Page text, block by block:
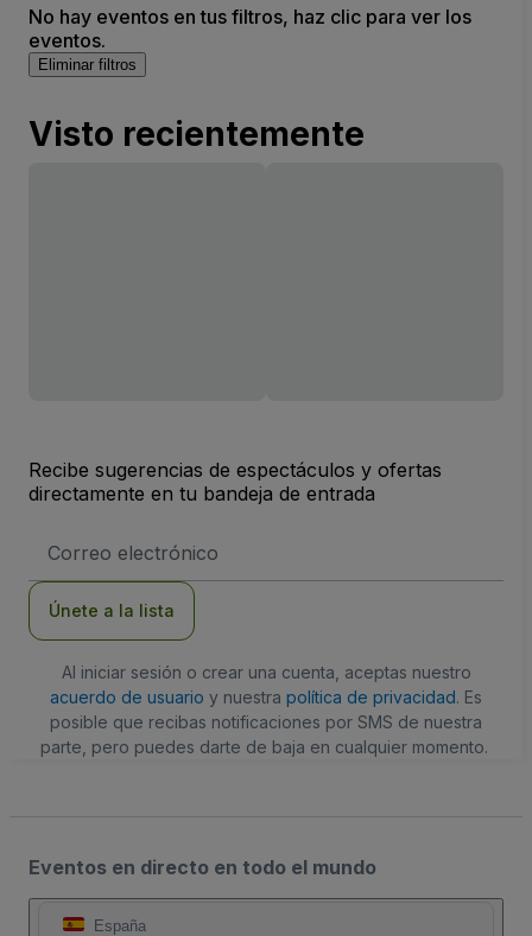
No hay eventos en tus filtros, haz clic para ver los
eventos.
Eliminar filtros
Visto recientemente
Recibe sugerencias de espectáculos y ofertas
directamente en tu bandeja de entrada
de
Únete a la lista
Al iniciar sesión o crear una cuenta, aceptas nuestro
acuerdo de usuario y nuestra política de privacidad. Es
posible que recibas notificaciones por SMS de nuestra
parte, pero puedes darte de baja en cualquier momento.
Eventos en directo en todo el mundo
España